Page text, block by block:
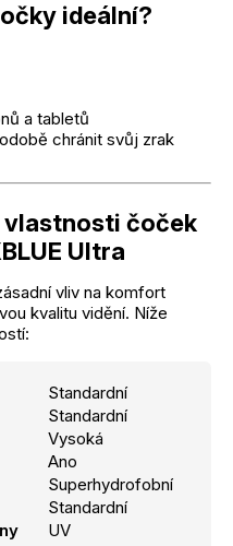
ideální?
a tabletů
chránit svůj zrak
vlastnosti čoček
Ultra
vliv na komfort
kvalitu vidění. Níže
Standardní
Standardní
Vysoká
Ano
Superhydrofobní
Standardní
UV